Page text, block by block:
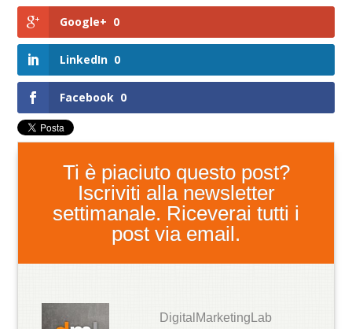
Google+ 0
LinkedIn 0
Facebook 0
Ti è piaciuto questo post?
Iscriviti alla newsletter
settimanale. Riceverai tutti i
post via email.
DigitalMarketingLab